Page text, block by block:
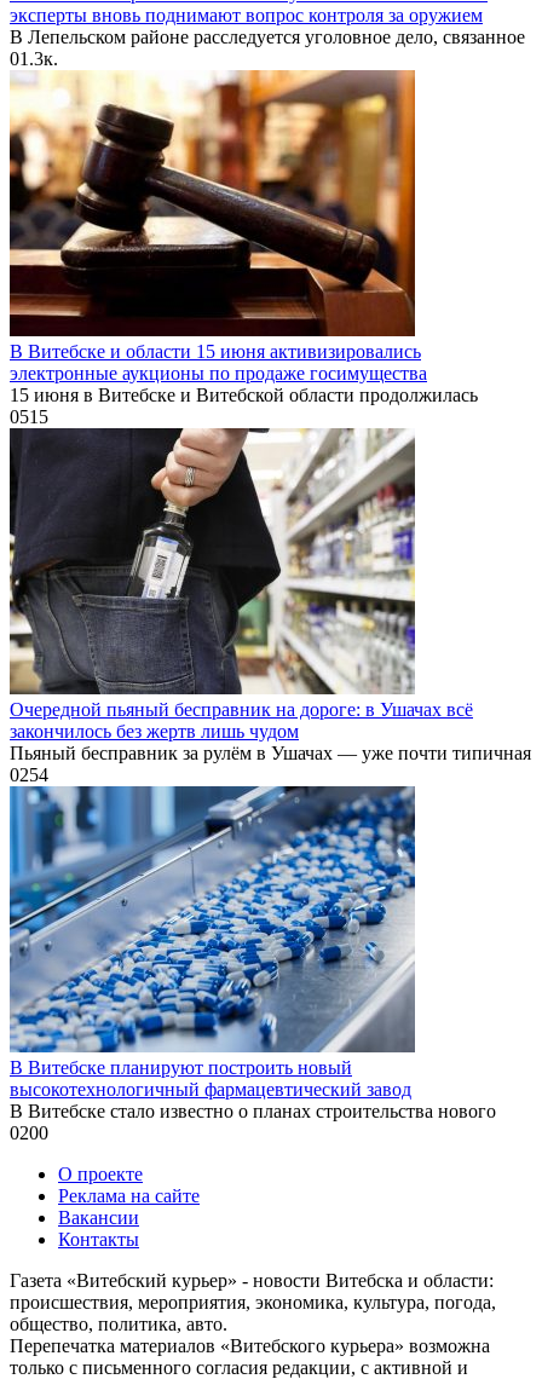
эксперты вновь поднимают вопрос контроля за оружием
В Лепельском районе расследуется уголовное дело, связанное
01.3к.
В Витебске и области 15 июня активизировались
электронные аукционы по продаже госимущества
15 июня в Витебске и Витебской области продолжилась
0515
Очередной пьяный бесправник на дороге: в Ушачах всё
закончилось без жертв лишь чудом
Пьяный бесправник за рулём в Ушачах — уже почти типичная
0254
В Витебске планируют построить новый
высокотехнологичный фармацевтический завод
В Витебске стало известно о планах строительства нового
0200
О проекте
Реклама на сайте
Вакансии
Контакты
Газета «Витебский курьер» - новости Витебска и области:
происшествия, мероприятия, экономика, культура, погода,
общество, политика, авто.
Перепечатка материалов «Витебского курьера» возможна
только с письменного согласия редакции, с активной и